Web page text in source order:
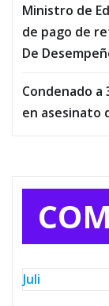
Ministro de
de pago de
De
Condenado a
en asesinato
Juli